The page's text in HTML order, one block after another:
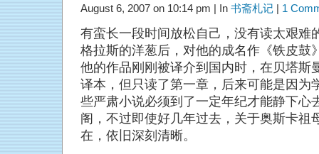
August 6, 2007 on 10:14 pm | In 书斋札记| 1
有蛮长一段时间放松自己，没有读太艰难
格拉斯的洋葱后，对他的成名作《铁皮鼓
他的作品刚刚被译介到国内时，在贝塔斯
译本，但只读了第一章，后来可能是因为
些严肃小说必须到了一定年纪才能静下心
阁，不过即使好几年过去，关于奥斯卡祖
在，依旧深刻清晰。